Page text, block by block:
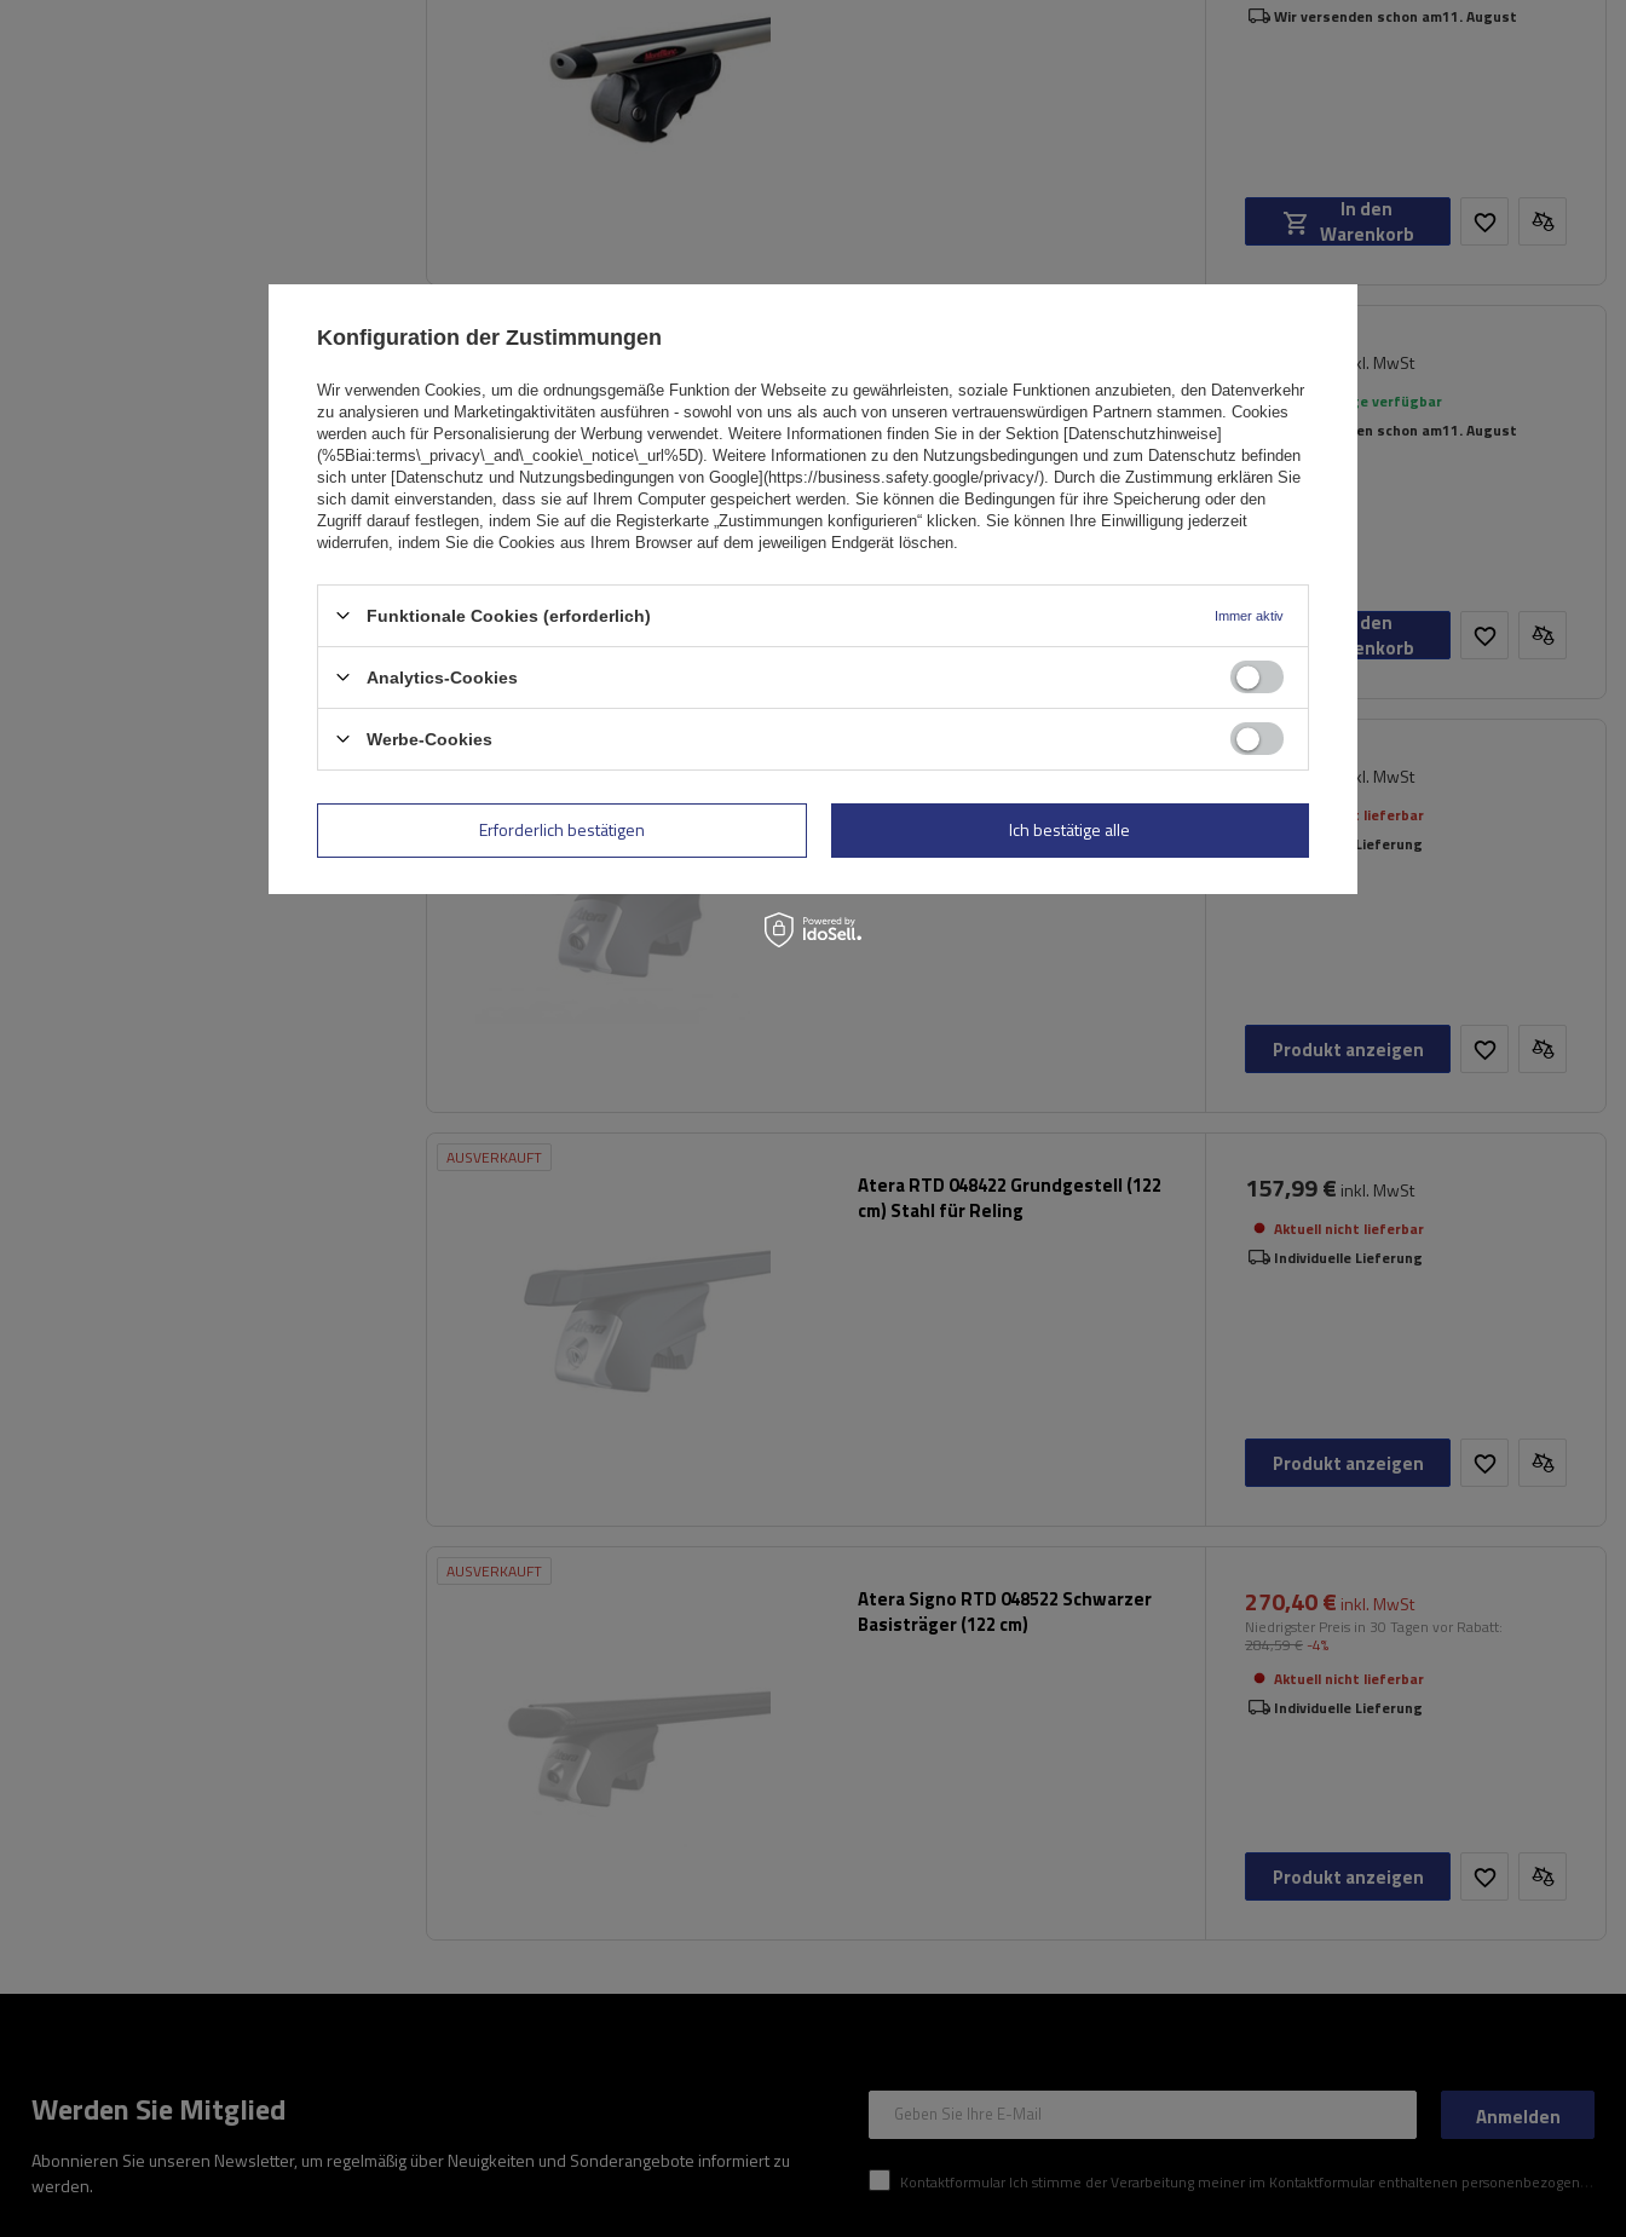
Wir versenden schon am11. August
In den
Warenkorb
Aluminium-Dachgepäckträger
inkl. MwSt
Große Menge verfügbar
Wir versenden schon am11. August
In den
Warenkorb
AUSVERKAUFT
Atera Signo RTD 048522 Basisträger
(122 cm)
214,29 € inkl. MwSt
Aktuell nicht lieferbar
Individuelle Lieferung
Produkt anzeigen
AUSVERKAUFT
Atera RTD 048422 Grundgestell (122
cm) Stahl für Reling
157,99 € inkl. MwSt
Aktuell nicht lieferbar
Individuelle Lieferung
Produkt anzeigen
AUSVERKAUFT
Atera Signo RTD 048522 Schwarzer
Basisträger (122 cm)
270,40 € inkl. MwSt
Niedrigster Preis in 30 Tagen vor Rabatt:
284,59 € -4%
Aktuell nicht lieferbar
Individuelle Lieferung
Produkt anzeigen
Werden Sie Mitglied
Abonnieren Sie unseren Newsletter, um regelmäßig über Neuigkeiten und Sonderangebote informiert zu
werden.
Geben Sie Ihre E-Mail
Kontaktformular Ich stimme der Verarbeitung meiner im Kontaktformular enthaltenen personenbezogenen Daten gemäß der Verordnung (EU) des Europäischen Parlaments und des Rates zu.
Anmelden
Konfiguration der Zustimmungen
Wir verwenden Cookies, um die ordnungsgemäße Funktion der Webseite zu gewährleisten, soziale Funktionen anzubieten, den Datenverkehr
zu analysieren und Marketingaktivitäten ausführen - sowohl von uns als auch von unseren vertrauenswürdigen Partnern stammen. Cookies
werden auch für Personalisierung der Werbung verwendet. Weitere Informationen finden Sie in der Sektion [Datenschutzhinweise]
(%5Biai:terms\_privacy\_and\_cookie\_notice\_url%5D). Weitere Informationen zu den Nutzungsbedingungen und zum Datenschutz befinden
sich unter [Datenschutz und Nutzungsbedingungen von Google](https://business.safety.google/privacy/). Durch die Zustimmung erklären Sie
sich damit einverstanden, dass sie auf Ihrem Computer gespeichert werden. Sie können die Bedingungen für ihre Speicherung oder den
Zugriff darauf festlegen, indem Sie auf die Registerkarte „Zustimmungen konfigurieren“ klicken. Sie können Ihre Einwilligung jederzeit
widerrufen, indem Sie die Cookies aus Ihrem Browser auf dem jeweiligen Endgerät löschen.
Funktionale Cookies (erforderlich) Immer aktiv
Analytics-Cookies
Werbe-Cookies
Erforderlich bestätigen Ich bestätige alle